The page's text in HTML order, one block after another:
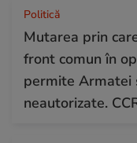
Politică
Mutarea prin
front comun în
permite Armatei
neautorizate.